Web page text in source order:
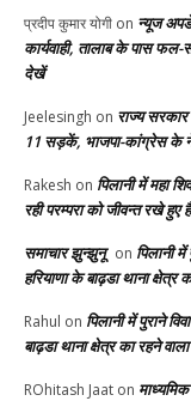
प्रदीप कुमार योगी on न्यूज
कार्यवाही, तालाब के पास फल-
देखें
Jeelesingh on राज्य
11 सड़कें, भाजपा-कांग्रेस के
Rakesh on पिलानी में महा
रही परम्परा को जीवन्त रखे हुए
समाचार झुन्झुनू on पिलानी
हरियाणा के बाढ़डा थाना
Rahul on पिलानी में पुराने
बाढ़डा थाना क्षेत्र का रहने
ROhitash Jaat on माध्यमिक